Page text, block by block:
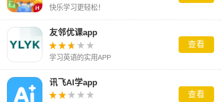
快乐学习更轻松！
友邻优课app
学习英语的实用APP
查看
讯飞AI学app
查看